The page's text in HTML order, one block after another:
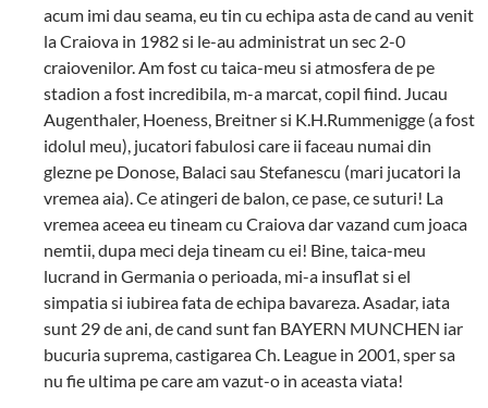
acum imi dau seama, eu tin cu echipa asta de cand au venit
la Craiova in 1982 si le-au administrat un sec 2-0
craiovenilor. Am fost cu taica-meu si atmosfera de pe
stadion a fost incredibila, m-a marcat, copil fiind. Jucau
Augenthaler, Hoeness, Breitner si K.H.Rummenigge (a fost
idolul meu), jucatori fabulosi care ii faceau numai din
glezne pe Donose, Balaci sau Stefanescu (mari jucatori la
vremea aia). Ce atingeri de balon, ce pase, ce suturi! La
vremea aceea eu tineam cu Craiova dar vazand cum joaca
nemtii, dupa meci deja tineam cu ei! Bine, taica-meu
lucrand in Germania o perioada, mi-a insuflat si el
simpatia si iubirea fata de echipa bavareza. Asadar, iata
sunt 29 de ani, de cand sunt fan BAYERN MUNCHEN iar
bucuria suprema, castigarea Ch. League in 2001, sper sa
nu fie ultima pe care am vazut-o in aceasta viata!